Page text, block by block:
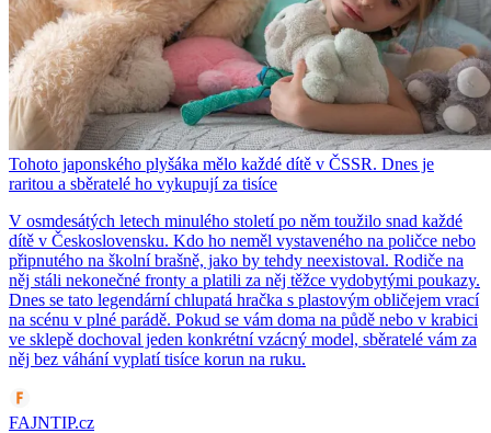
Tohoto japonského plyšáka mělo každé dítě v ČSSR. Dnes je
raritou a sběratelé ho vykupují za tisíce
V osmdesátých letech minulého století po něm toužilo snad každé
dítě v Československu. Kdo ho neměl vystaveného na poličce nebo
připnutého na školní brašně, jako by tehdy neexistoval. Rodiče na
něj stáli nekonečné fronty a platili za něj těžce vydobytými poukazy.
Dnes se tato legendární chlupatá hračka s plastovým obličejem vrací
na scénu v plné parádě. Pokud se vám doma na půdě nebo v krabici
ve sklepě dochoval jeden konkrétní vzácný model, sběratelé vám za
něj bez váhání vyplatí tisíce korun na ruku.
FAJNTIP.cz